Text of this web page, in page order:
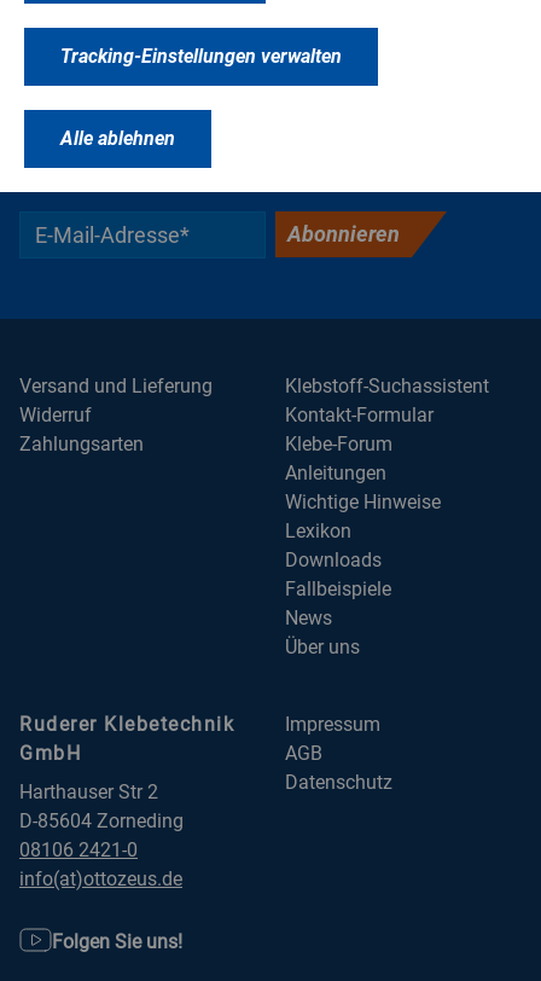
KEINE NEWS MEHR VERPASSEN &
UNSEREN NEWSLETTER
ABONNIEREN!
Abonnieren
Klebstoff-Suchassistent
Kontakt-Formular
Klebe-Forum
Anleitungen
Wichtige Hinweise
Lexikon
Downloads
Fallbeispiele
News
Über uns
Versand und Lieferung
Widerruf
Zahlungsarten
Ruderer Klebetechnik
GmbH
Harthauser Str 2
D-85604 Zorneding
08106 2421-0
info(at)ottozeus.de
Folgen Sie uns!
Impressum
AGB
Datenschutz
Tracking-Einstellungen verwalten
Alle ablehnen